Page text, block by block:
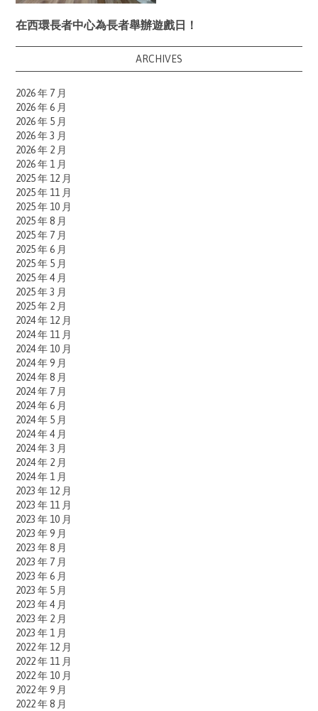
在西環長者中心為長者舉辦遊戲日！
ARCHIVES
2026 年 7 月
2026 年 6 月
2026 年 5 月
2026 年 3 月
2026 年 2 月
2026 年 1 月
2025 年 12 月
2025 年 11 月
2025 年 10 月
2025 年 8 月
2025 年 7 月
2025 年 6 月
2025 年 5 月
2025 年 4 月
2025 年 3 月
2025 年 2 月
2024 年 12 月
2024 年 11 月
2024 年 10 月
2024 年 9 月
2024 年 8 月
2024 年 7 月
2024 年 6 月
2024 年 5 月
2024 年 4 月
2024 年 3 月
2024 年 2 月
2024 年 1 月
2023 年 12 月
2023 年 11 月
2023 年 10 月
2023 年 9 月
2023 年 8 月
2023 年 7 月
2023 年 6 月
2023 年 5 月
2023 年 4 月
2023 年 2 月
2023 年 1 月
2022 年 12 月
2022 年 11 月
2022 年 10 月
2022 年 9 月
2022 年 8 月